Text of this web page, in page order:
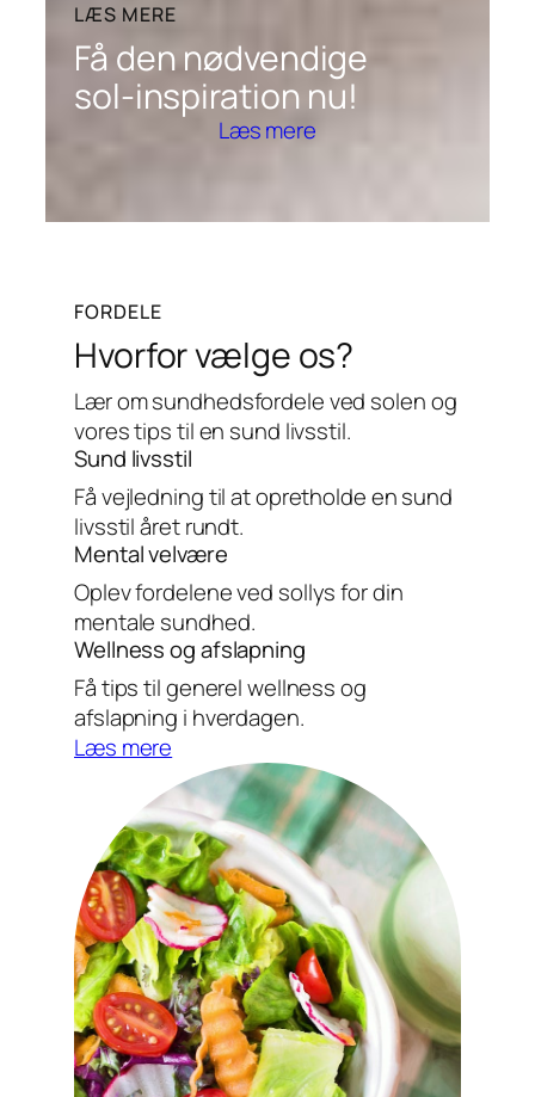
LÆS MERE
Få den nødvendige
sol-inspiration nu!
Læs mere
FORDELE
Hvorfor vælge os?
Lær om sundhedsfordele ved solen og
vores tips til en sund livsstil.
Sund livsstil
Få vejledning til at opretholde en sund
livsstil året rundt.
Mental velvære
Oplev fordelene ved sollys for din
mentale sundhed.
Wellness og afslapning
Få tips til generel wellness og
afslapning i hverdagen.
Læs mere